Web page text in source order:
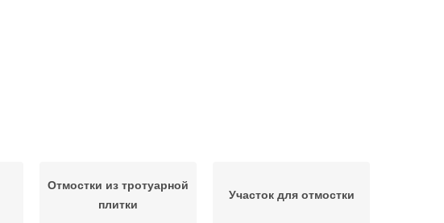
Отмостки из тротуарной
плитки
Участок для отмостки